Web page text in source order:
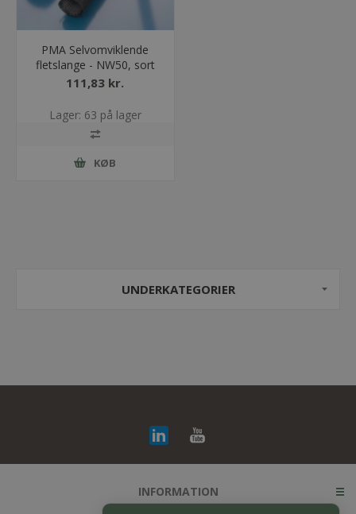
PMA Selvomviklende
fletslange - NW50, sort
111,83 kr.
Lager: 63 på lager
KØB
UNDERKATEGORIER
INFORMATION